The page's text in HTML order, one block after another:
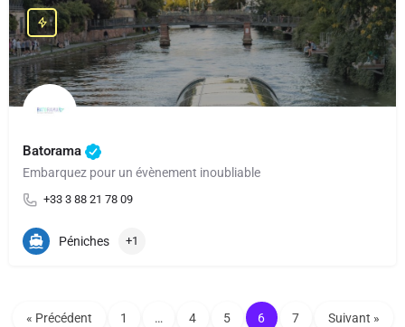
Batorama
Embarquez pour un évènement inoubliable
+33 3 88 21 78 09
Péniches +1
« Précédent 1 … 4 5 6 7 Suivant »